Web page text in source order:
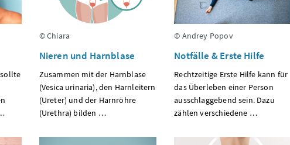
© Chiara
Nieren und Harnblase
Zusammen mit der Harnblase
(Vesica urinaria), den Harnleitern
(Ureter) und der Harnröhre
(Urethra) bilden …
© Andrey Popov
Notfälle & Erste Hilfe
Rechtzeitige Erste Hilfe kann für
das Überleben einer Person
ausschlaggebend sein. Dazu
zählen verschiedene …